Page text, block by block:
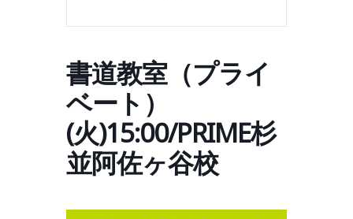
書道教室（プライ
ベート）
(火)15:00/PRIME杉
並阿佐ヶ谷校